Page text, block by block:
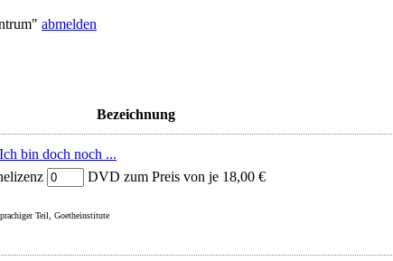
abmelden
Bezeichnung
bin doch noch ...
DVD zum Preis von je 18,00 €
Teil, Goetheinstitute